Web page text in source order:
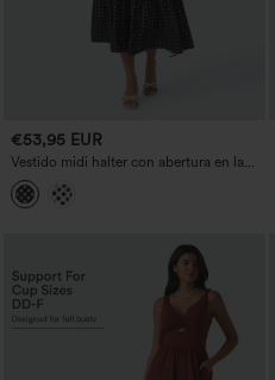
€53,95 EUR
Vestido midi halter con abertura en la
espalda, cinturón, estampado de lunares
y bolsillos